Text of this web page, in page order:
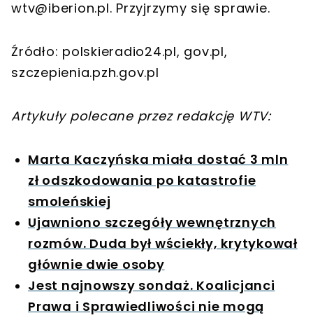
wtv@iberion.pl. Przyjrzymy się sprawie.
Źródło: polskieradio24.pl, gov.pl,
szczepienia.pzh.gov.pl
Artykuły polecane przez redakcję WTV:
Marta Kaczyńska miała dostać 3 mln
zł odszkodowania po katastrofie
smoleńskiej
Ujawniono szczegóły wewnętrznych
rozmów. Duda był wściekły, krytykował
głównie dwie osoby
Jest najnowszy sondaż. Koalicjanci
Prawa i Sprawiedliwości nie mogą